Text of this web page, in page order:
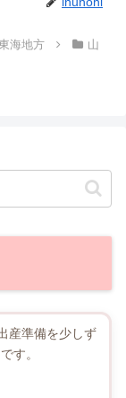
海地方
山
産準備を少しず
す。